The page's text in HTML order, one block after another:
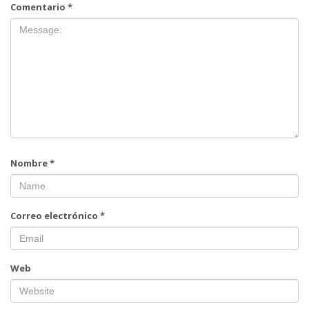
Comentario *
Nombre*
Correo electrónico *
Web